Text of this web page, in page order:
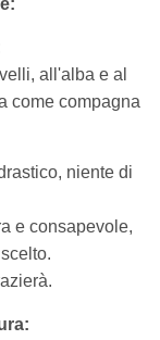
all'alba e al
come compagna
niente di
e consapevole,